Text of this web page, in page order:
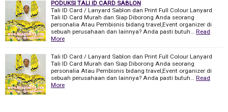
PODUKSI TALI ID CARD SABLON
Tali ID Card / Lanyard Sablon dan Print Full Colour Lanyard
Tali ID Card Murah dan Siap Diborong Anda seorang
personalia Atau Pembisnis bidang travel,Event organizer di
sebuah perusahaan dan lainnya? Anda pasti butuh…
Read
More
Tali ID Card / Lanyard Sablon dan Print Full Colour Lanyard
Tali ID Card Murah dan Siap Diborong Anda seorang
personalia Atau Pembisnis bidang travel,Event organizer di
sebuah perusahaan dan lainnya? Anda pasti butuh…
Read
More